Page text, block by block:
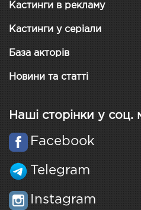
Кастинги в рекламу
Кастинги у серіали
База акторів
Новини та статті
Наші сторінки у соц.
Facebook
Telegram
Instagram